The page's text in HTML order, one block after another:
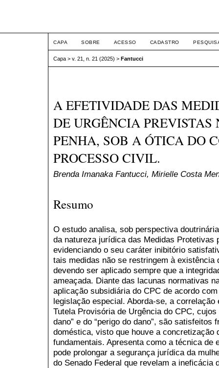
CAPA SOBRE ACESSO CADASTRO
Capa > v. 21, n. 21 (2025) > Fantucci
A EFETIVIDADE DAS
DE URGÊNCIA
PENHA, SOB A ÓTICA DO
PROCESSO CIVIL.
Brenda Imanaka Fantucci, Mirielle Costa
Resumo
O estudo analisa, sob perspectiva
da natureza jurídica das Medidas Protetivas
evidenciando o seu caráter inibitório
tais medidas não se restringem à existência
devendo ser aplicado sempre que a
ameaçada. Diante das lacunas normativas
aplicação subsidiária do CPC de acordo
legislação especial. Aborda-se, a
Tutela Provisória de Urgência do CPC,
dano” e do “perigo do dano”, são
doméstica, visto que houve a concretização
fundamentais. Apresenta como a técnica de
pode prolongar a segurança jurídica da
do Senado Federal que revelam a ineficácia